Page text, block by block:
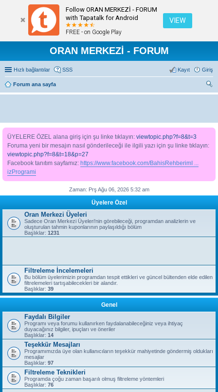
Follow ORAN MERKEZİ - FORUM
with Tapatalk for Android
FREE - on Google Play
VIEW
ORAN MERKEZİ - FORUM
Hızlı bağlantılar SSS Giriş
Kayıt
Forum ana sayfa
ra
ÜYELERE ÖZEL alana giriş için şu linke tıklayın: viewtopic.php?f=8&t=3
Foruma yeni bir mesajın nasıl gönderileceği ile ilgili yazı için şu linke tıklayın:
viewtopic.php?f=8&t=18&p=27
Facebook tanıtım sayfamız: https://www.facebook.com/BahisRehberimI ...
izProgrami
Zaman: Prş Ağu 06, 2026 5:32 am
Üyelere Özel
Oran Merkezi Üyeleri
Sadece Oran Merkezi Üyeleri'nin görebileceği, programdan analizlerin ve
oluşturulan tahmin kuponlarının paylaşıldığı bölüm
Başlıklar: 1231
Filtreleme İncelemeleri
Bu bölüm üyelerimizin programdan tespit ettikleri ve güncel bültenden elde edilen
filtrelemeleri tartışabilecekleri bir alandır.
Başlıklar: 39
Genel
Faydalı Bilgiler
Programı veya forumu kullanırken faydalanabileceğiniz veya ihtiyaç
duyacağınız bilgiler, ipuçları ve öneriler
Başlıklar: 14
Teşekkür Mesajları
Programımızda üye olan kullanıcıların teşekkür mahiyetinde göndermiş oldukları
mesajlar
Başlıklar: 97
Filtreleme Teknikleri
Programda çoğu zaman başarılı olmuş filtreleme yöntemleri
Başlıklar: 76